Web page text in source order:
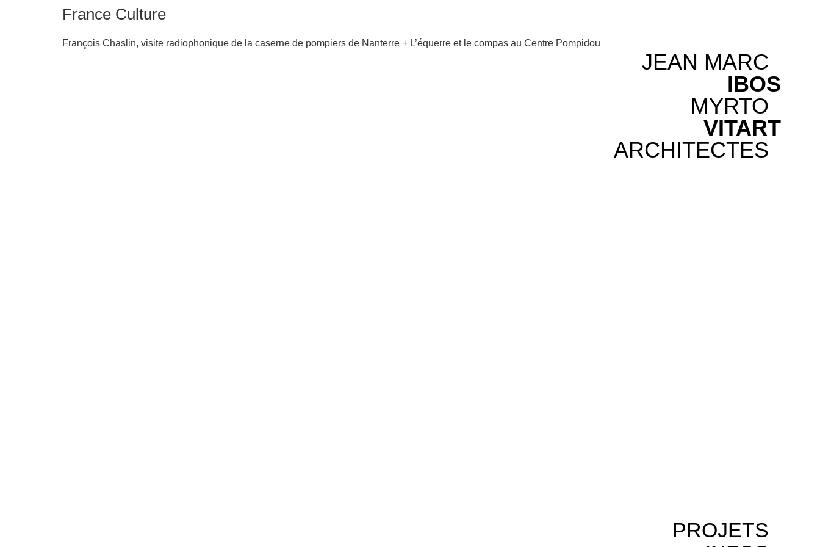
JEAN MARC
IBOS
MYRTO
VITART
ARCHITECTES
PROJETS
France Culture
François Chaslin, visite radiophonique de la caserne de pompiers de Nanterre + L’équerre et le compas au Centre Pompidou